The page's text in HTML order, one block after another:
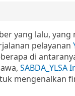
yang lalu,
pelayanan
di
SABDA_YLSA
mengenalkan